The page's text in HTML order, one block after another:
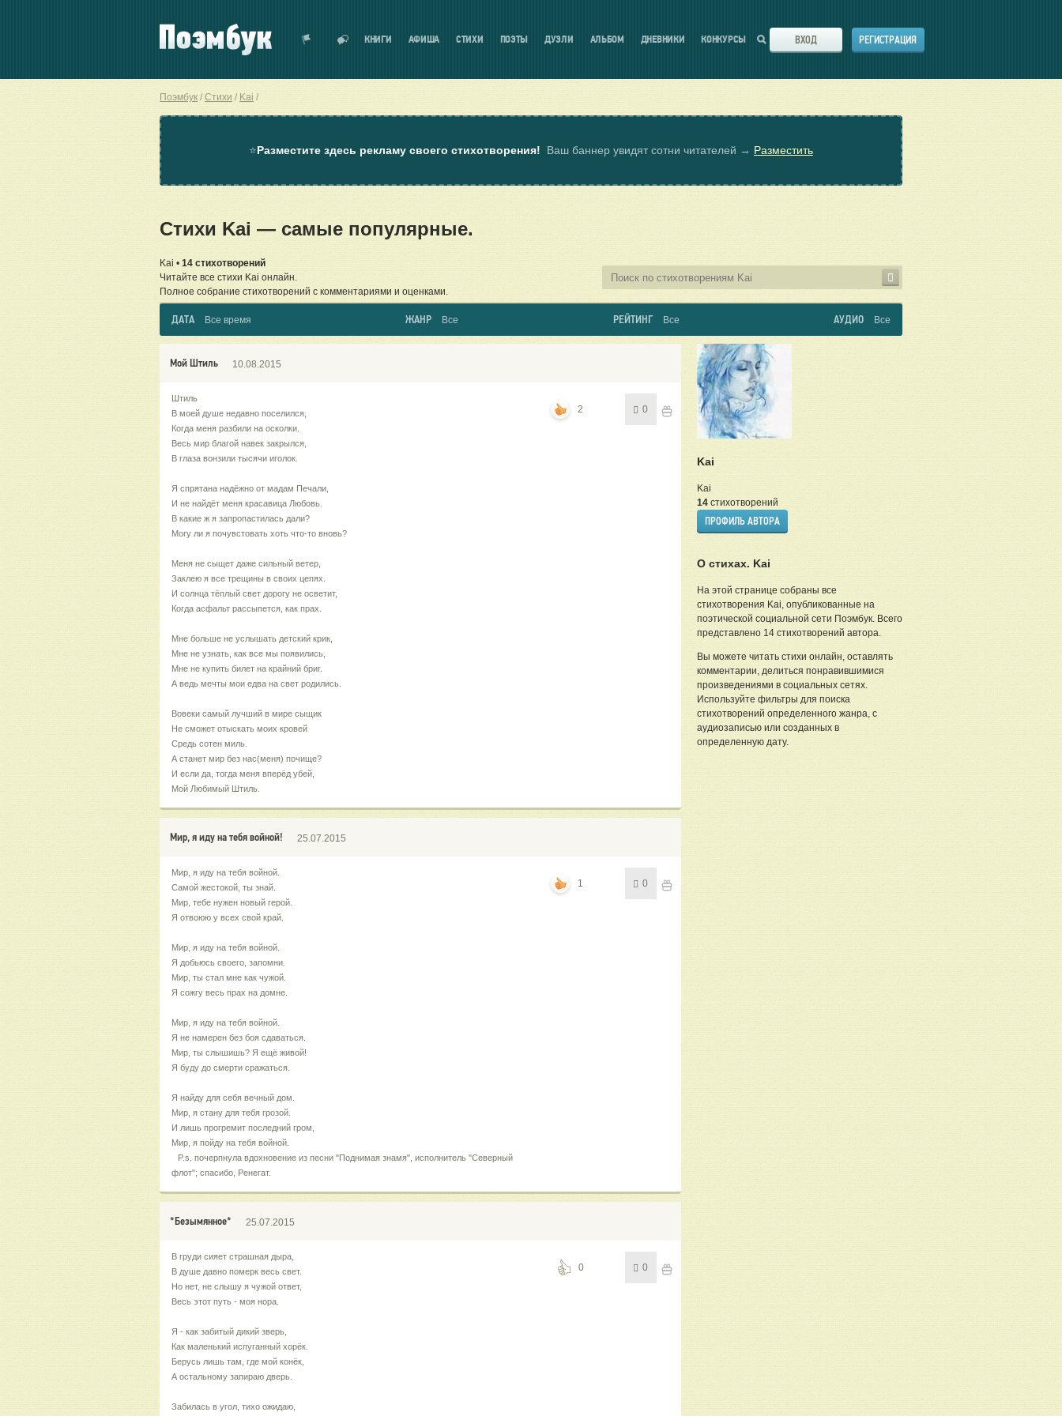
КНИГИ АФИША СТИХИ ПОЭТЫ ДУЭЛИ АЛЬБОМ ДНЕВНИКИ КОНКУРСЫ ВХОД РЕГИСТРАЦИЯ
Поэмбук Стихи Kai
⭐Разместите здесь рекламу своего стихотворения! Ваш баннер увидят сотни читателей → Разместить
Стихи Kai — самые популярные.
Kai • 14 стихотворений
Читайте все стихи Kai онлайн.
Полное собрание стихотворений с комментариями и оценками.
ДАТА Все время ЖАНР Все РЕЙТИНГ Все АУДИО Все
Мой Штиль 10.08.2015
Штиль
В моей душе недавно поселился,
Когда меня разбили на осколки.
Весь мир благой навек закрылся,
В глаза вонзили тысячи иголок.
Я спрятана надёжно от мадам Печали,
И не найдёт меня красавица Любовь.
В какие ж я запропастилась дали?
Могу ли я почувстовать хоть что-то вновь?
Меня не сыщет даже сильный ветер,
Заклею я все трещины в своих цепях.
И солнца тёплый свет дорогу не осветит,
Когда асфальт рассыпется, как прах.
Мне больше не услышать детский крик,
Мне не узнать, как все мы появились,
Мне не купить билет на крайний бриг.
А ведь мечты мои едва на свет родились.
Вовеки самый лучший в мире сыщик
Не сможет отыскать моих кровей
Средь сотен миль.
А станет мир без нас(меня) почище?
И если да, тогда меня вперёд убей,
Мой Любимый Штиль.
2 0
Мир, я иду на тебя войной! 25.07.2015
Мир, я иду на тебя войной.
Самой жестокой, ты знай.
Мир, тебе нужен новый герой.
Я отвоюю у всех свой край.
Мир, я иду на тебя войной.
Я добьюсь своего, запомни.
Мир, ты стал мне как чужой.
Я сожгу весь прах на домне.
Мир, я иду на тебя войной.
Я не намерен без боя сдаваться.
Мир, ты слышишь? Я ещё живой!
Я буду до смерти сражаться.
Я найду для себя вечный дом.
Мир, я стану для тебя грозой.
И лишь прогремит последний гром,
Мир, я пойду на тебя войной.
P.s. почерпнула вдохновение из песни "Поднимая знамя", исполнитель "Северный
флот"; спасибо, Ренегат.
1 0
*Безымянное* 25.07.2015
В груди сияет страшная дыра,
В душе давно померк весь свет.
Но нет, не слышу я чужой ответ,
Весь этот путь - моя нора.
Я - как забитый дикий зверь,
Как маленький испуганный хорёк.
Берусь лишь там, где мой конёк,
А остальному запираю дверь.
Забилась в угол, тихо ожидаю,
0 0
Kai
Kai
14стихотворений
ПРОФИЛЬ АВТОРА
О стихах. Kai
На этой странице собраны все
стихотворения Kai, опубликованные на
поэтической социальной сети Поэмбук. Всего
представлено 14 стихотворений автора.
Вы можете читать стихи онлайн, оставлять
комментарии, делиться понравившимися
произведениями в социальных сетях.
Используйте фильтры для поиска
стихотворений определенного жанра, с
аудиозаписью или созданных в
определенную дату.